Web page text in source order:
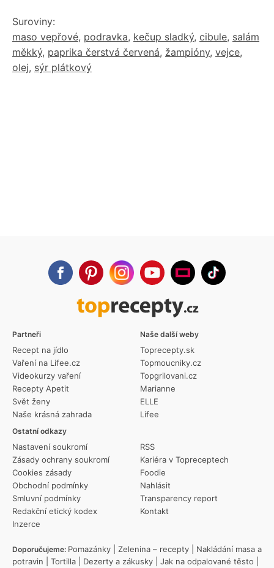
Suroviny:
maso vepřové, podravka, kečup sladký, cibule, salám
měkký, paprika čerstvá červená, žampióny, vejce,
olej, sýr plátkový
Partneři
Recept na jídlo
Vaření na Lifee.cz
Videokurzy vaření
Recepty Apetit
Svět ženy
Naše krásná zahrada
Ostatní odkazy
Nastavení soukromí
Zásady ochrany soukromí
Cookies zásady
Obchodní podmínky
Smluvní podmínky
Redakční etický kodex
Inzerce
RSS
Kariéra v Topreceptech
Foodie
Nahlásit
Transparency report
Kontakt
Naše další weby
Toprecepty.sk
Topmoucniky.cz
Topgrilovani.cz
Marianne
ELLE
Lifee
Doporučujeme: Pomazánky Zelenina – recepty
Nakládání masa a
potravin
Tortilla Dezerty a zákusky Jak na odpalované těsto